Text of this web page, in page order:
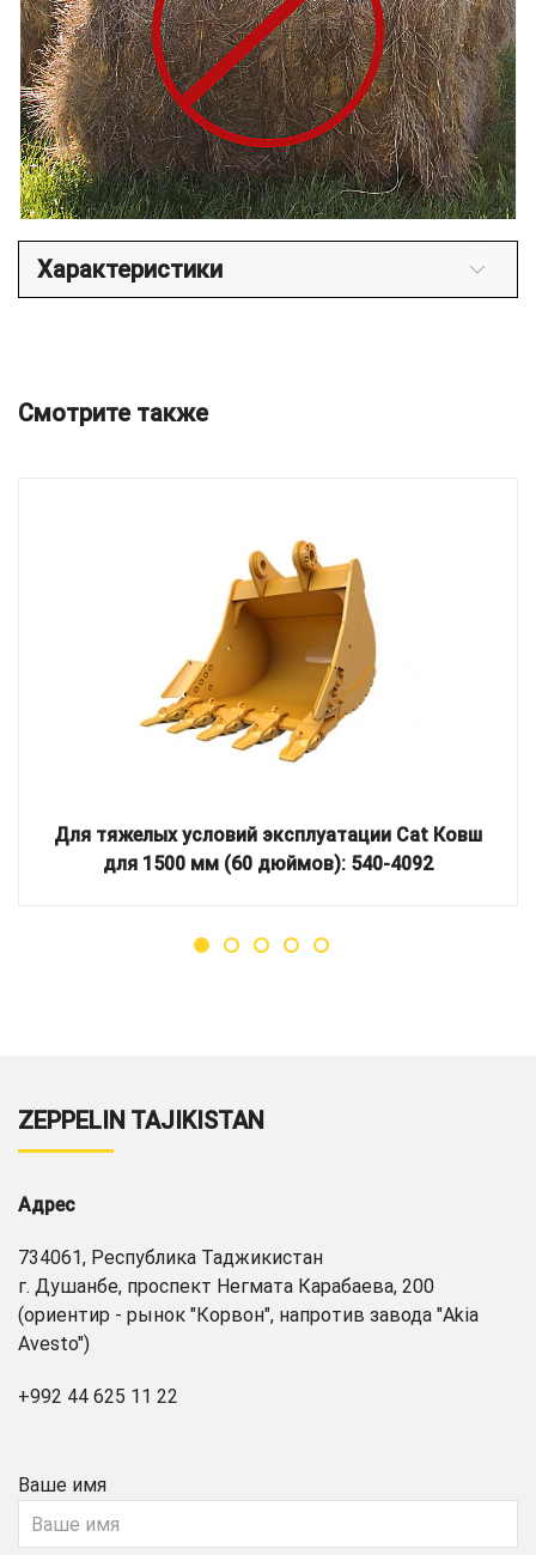
Характеристики
Смотрите также
Для тяжелых условий эксплуатации Cat Ковш
для 1500 мм (60 дюймов): 540-4092
ZEPPELIN TAJIKISTAN
Адрес
734061, Республика Таджикистан
г. Душанбе, проспект Негмата Карабаева, 200
(ориентир - рынок "Корвон", напротив завода "Akia
Avesto")
+992 44 625 11 22
Ваше имя